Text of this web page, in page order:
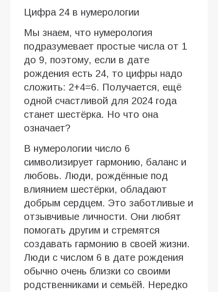
Цифра 24 в нумерологии
Мы знаем, что нумерология
подразумевает простые числа от 1
до 9, поэтому, если в дате
рождения есть 24, то цифры надо
сложить: 2+4=6. Получается, ещё
одной счастливой для 2024 года
станет шестёрка. Но что она
означает?
В нумерологии число 6
символизирует гармонию, баланс и
любовь. Люди, рождённые под
влиянием шестёрки, обладают
добрым сердцем. Это заботливые и
отзывчивые личности. Они любят
помогать другим и стремятся
создавать гармонию в своей жизни.
Люди с числом 6 в дате рождения
обычно очень близки со своими
родственниками и семьёй. Нередко